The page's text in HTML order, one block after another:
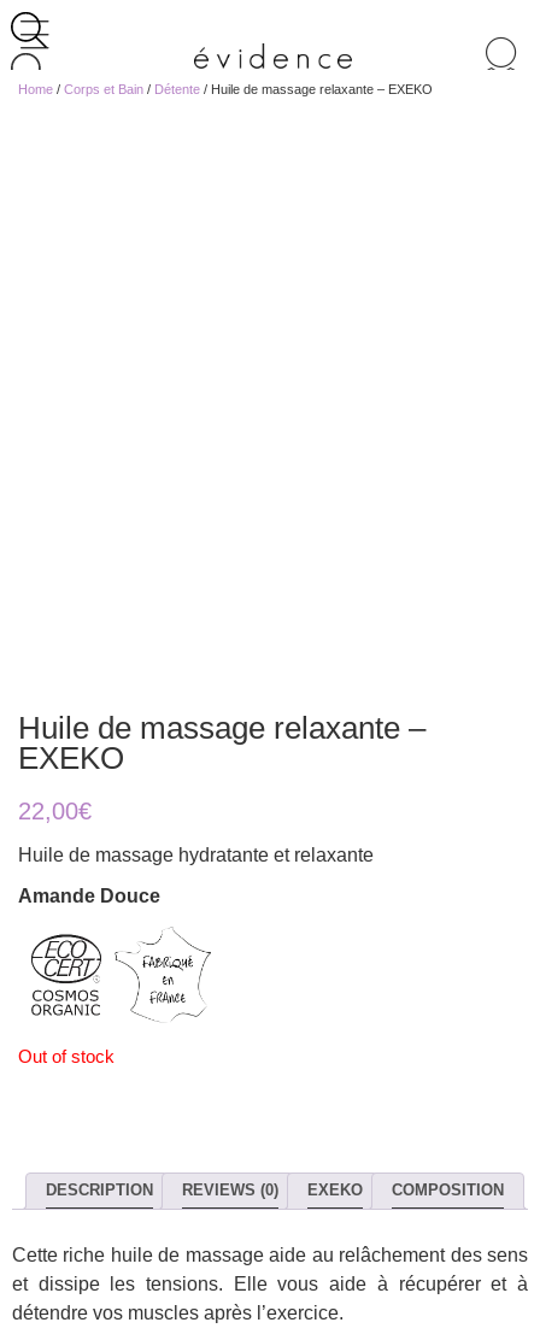
de
Home / Corps et Bain / Détente / Huile de massage relaxante – EXEKO
Huile de massage relaxante –
EXEKO
22,00€
Huile de massage hydratante et relaxante
Amande Douce
Out of stock
DESCRIPTION REVIEWS (0) EXEKO COMPOSITION
Cette riche huile de massage aide au relâchement des sens
et dissipe les tensions. Elle vous aide à récupérer et à
détendre vos muscles après l’exercice.